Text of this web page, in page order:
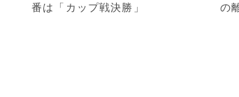
番は「カップ戦決勝」
の